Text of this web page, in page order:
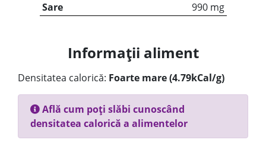
Sare
990 mg
Informații aliment
Densitatea calorică: Foarte mare (4.79kCal/g)
Află cum poți slăbi cunoscând
densitatea calorică a alimentelor